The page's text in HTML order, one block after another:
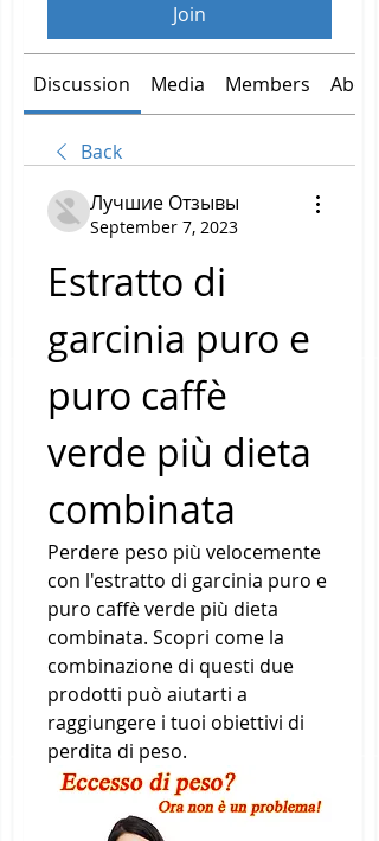
Join
Discussion Media Members About
Back
Лучшие Отзывы
September 7, 2023
Estratto di
garcinia puro e
puro caffè
verde più dieta
combinata
Perdere peso più velocemente
con l'estratto di garcinia puro e
puro caffè verde più dieta
combinata. Scopri come la
combinazione di questi due
prodotti può aiutarti a
raggiungere i tuoi obiettivi di
perdita di peso.